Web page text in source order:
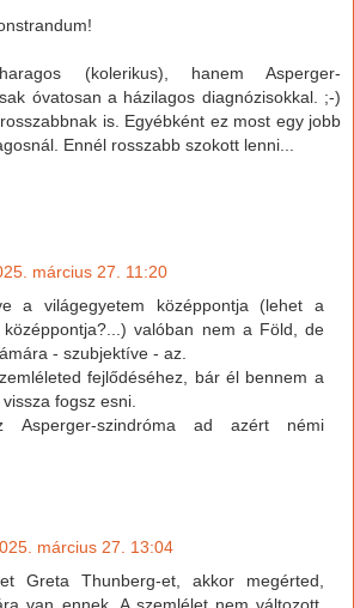
(kolerikus), hanem Asperger-
óvatosan a házilagos diagnózisokkal. ;-)
is. Egyébként ez most egy jobb
Ennél rosszabb szokott lenni...
március 27. 11:20
a világegyetem középpontja (lehet a
középpontja?...) valóban nem a Föld, de
- szubjektíve - az.
fejlődéséhez, bár él bennem a
fogsz esni.
szindróma ad azért némi
március 27. 13:04
Greta Thunberg-et, akkor megérted,
van ennek. A szemlélet nem változott.